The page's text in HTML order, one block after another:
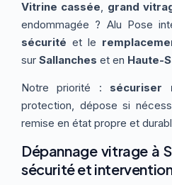
Thermographie
Vitrine cassée grand
endommagée ? Alu Pose
sécurité et le
sur Sallanches et en Haute-
Notre priorité : sécuriser
protection, dépose si
remise en état propre et
Dépannage vitrage à
sécurité et